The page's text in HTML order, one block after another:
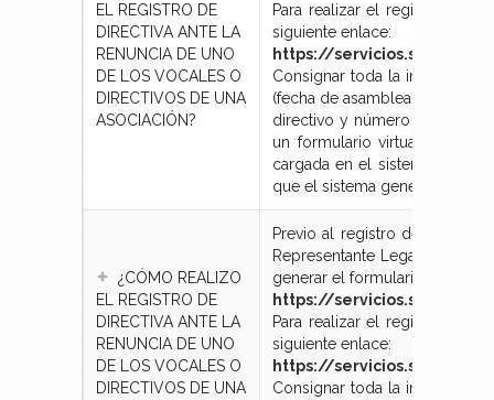
EL REGISTRO DE
DIRECTIVA ANTE LA
RENUNCIA DE UNO
DE LOS VOCALES O
DIRECTIVOS DE UNA
ASOCIACIÓN?
Para realizar el registro de
siguiente enlace:
https://
Consignar toda la
(fecha de asamblea general,
directivo y número de
un formulario virtual, una
cargada en el sistema,
que el sistema genere
¿CÓMO REALIZO
EL REGISTRO DE
DIRECTIVA ANTE LA
RENUNCIA DE UNO
DE LOS VOCALES O
DIRECTIVOS DE UNA
Previo al registro de
Representante Legal del
generar el formulario de
https://
Para realizar el registro de
siguiente enlace:
https://
Consignar toda la